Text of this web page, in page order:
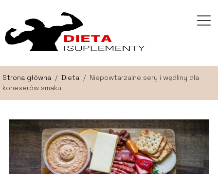
Strona główna / Dieta / Niepowtarzalne sery i wędliny dla
koneserów smaku